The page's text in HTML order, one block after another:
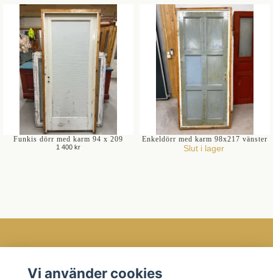
Funkis dörr med karm 94 x 209
1 400 kr
Enkeldörr med karm 98x217 vänster
Slut i lager
Vi använder cookies